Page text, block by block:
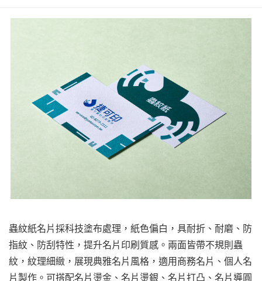
蟲紋紙名片採科技塗布處理，紙色偏白，具耐折、耐磨、防
指紋、防刮特性，提升名片印刷質感。兩面皆帶不規則蟲
紋，紋理細緻，展現典雅名片風格，適用商務名片、個人名
片製作。可搭配名片燙金、名片燙銀、名片打凸、名片導圓